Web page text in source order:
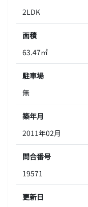
2LDK
面積
63.47㎡
駐車場
無
築年月
2011年02月
問合番号
19571
更新日